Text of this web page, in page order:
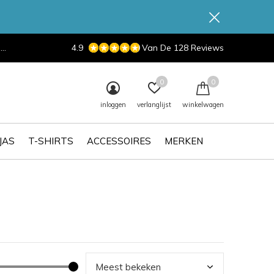
T-SHIRTS ACCESSOIRES MERKEN
inloggen verlanglijst
0
winkelwagen
0
4.9 Van De 128 Reviews